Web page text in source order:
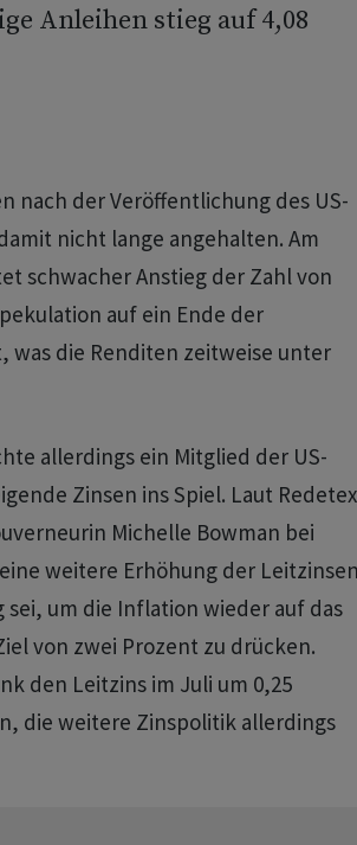
Anleihen stieg auf 4,08
nach der Veröffentlichung des US-
nicht lange angehalten. Am
schwacher Anstieg der Zahl von
auf ein Ende der
was die Renditen zeitweise unter
allerdings ein Mitglied der US-
Zinsen ins Spiel. Laut
Michelle Bowman bei
weitere Erhöhung der Leitzinsen
um die Inflation wieder auf das
von zwei Prozent zu drücken.
den Leitzins im Juli um 0,25
die weitere Zinspolitik allerdings